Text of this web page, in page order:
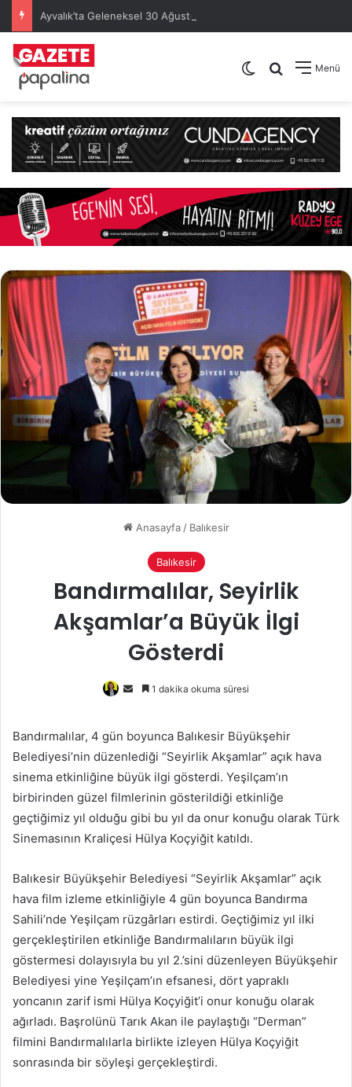
Menü
Arama yap
Dış görünümü
Anasayfa / Balıkesir
Balıkesir
Bandırmalılar, Seyirlik
Akşamlar’a Büyük İlgi
Gösterdi
Bir
göndermek
1 dakika okuma süresi
Bandırmalılar, 4 gün boyunca Balıkesir Büyükşehir
Belediyesi’nin düzenlediği “Seyirlik Akşamlar” açık hava
sinema etkinliğine büyük ilgi gösterdi. Yeşilçam’ın
birbirinden güzel filmlerinin gösterildiği etkinliğe
geçtiğimiz yıl olduğu gibi bu yıl da onur konuğu olarak Türk
Sinemasının Kraliçesi Hülya Koçyiğit katıldı.
Balıkesir Büyükşehir Belediyesi “Seyirlik Akşamlar” açık
hava film izleme etkinliğiyle 4 gün boyunca Bandırma
Sahili’nde Yeşilçam rüzgârları estirdi. Geçtiğimiz yıl ilki
gerçekleştirilen etkinliğe Bandırmalıların büyük ilgi
göstermesi dolayısıyla bu yıl 2.’sini düzenleyen Büyükşehir
Belediyesi yine Yeşilçam’ın efsanesi, dört yapraklı
yoncanın zarif ismi Hülya Koçyiğit’i onur konuğu olarak
ağırladı. Başrolünü Tarık Akan ile paylaştığı “Derman”
filmini Bandırmalılarla birlikte izleyen Hülya Koçyiğit
sonrasında bir söyleşi gerçekleştirdi.